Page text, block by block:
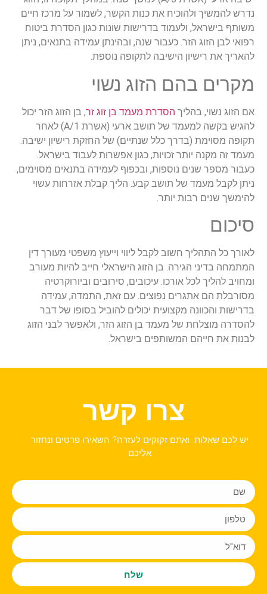
נדרש להמשיך ולהוכיח את כנות הקשר, לשמור על מרכז חיים
משותף בישראל, ולעמוד בדרישות שונות כגון הסדרת ביטוח
רפואי לבן הזוג הזר. כעבור שנה, ובהינתן עמידה בתנאים, ניתן
להאריך את רישיון הישיבה לתקופה נוספת.
מקרים בהם הזוג נשוי
אם הזוג נשוי, בהליך הסדרת מעמד בן זוג זר, בן הזוג הזר יכול
להגיש בקשה למעמד של תושב ארעי (אשרת A/1) לאחר
תקופה מסוימת (בדרך כלל שנתיים) של החזקת רישיון ישיבה.
מעמד זה מקנה יותר זכויות, כגון אפשרות לעבוד בישראל.
כעבור מספר שנים נוספות, ובכפוף לעמידה בתנאים מסוימים,
ניתן לקבל מעמד של תושב קבע. הליך קבלת אזרחות עשוי
להימשך שנים רבות יותר.
סיכום
לאורך כל התהליך חשוב לקבל ליווי וייעוץ משפטי מעורך דין
המתמחה בדיני הגירה. בן הזוג הישראלי חייב להיות מעורב
ומחויב להליך לכל אורכו. עיכובים, סירובים וביורוקרטיה
מסורבלת הם אתגרים נפוצים. עם זאת, התמדה, עמידה
בדרישות והכוונה מקצועית יכולים להוביל בסופו של דבר
להסדרה מוצלחת של מעמד בן הזוג הזר, ולאפשר לבני הזוג
לבנות את חייהם המשותפים בישראל.
צרו קשר
יש לכם שאלות ואתם זקוקים לעזרה? השאירו פרטים ונחזור
אליכם
שלח